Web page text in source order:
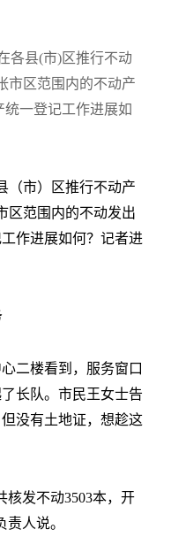
各县(市)区推行不动
市区范围内的不动产
一登记工作进展如
（市）区推行不动产
区范围内的不动发出
作进展如何？记者进
二楼看到，服务窗口
长队。市民王女士告
没有土地证，想趁这
核发不动3503本，开
人说。